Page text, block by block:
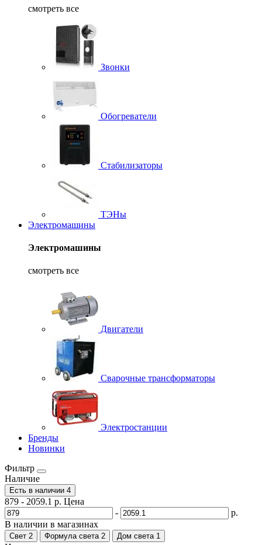
смотреть все
Звонки
Обогреватели
Стабилизаторы
ТЭНы
Электромашины
Электромашины
смотреть все
Двигатели
Сварочные трансформаторы
Электростанции
Бренды
Новинки
Фильтр
Наличие
Есть в наличии 4
879 - 2059.1 р. Цена
-
р.
В наличии в магазинах
Свет 2 Формула света 2 Дом света 1